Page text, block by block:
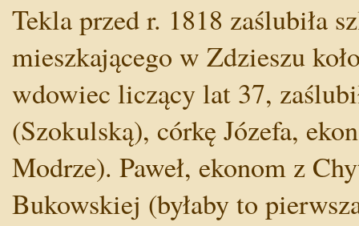
Tekla przed r. 1818 zaślubiła
mieszkającego w Zdzieszu
wdowiec liczący lat 37,
(Szokulską), córkę Józefa,
Modrze). Paweł, ekonom z
Bukowskiej (byłaby to